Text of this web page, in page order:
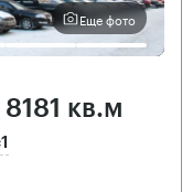
Еще фото
кв.м